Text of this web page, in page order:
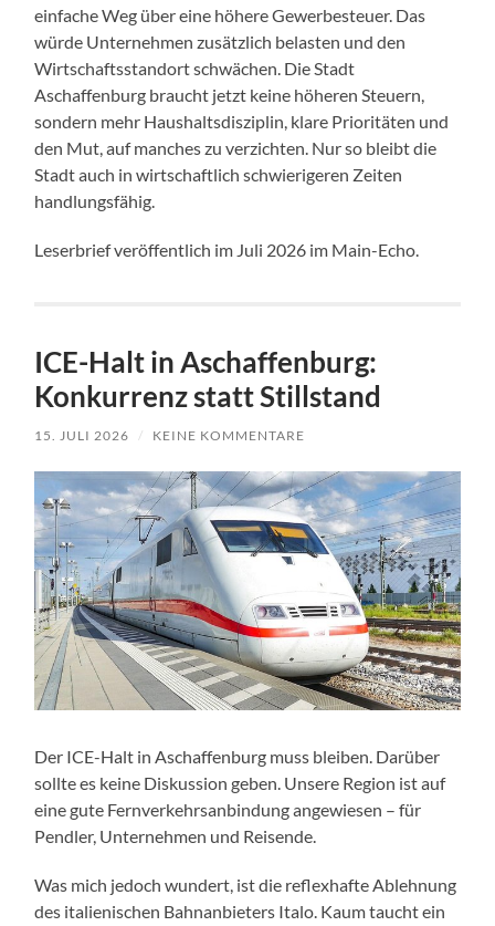
einfache Weg über eine höhere Gewerbesteuer. Das
würde Unternehmen zusätzlich belasten und den
Wirtschaftsstandort schwächen. Die Stadt
Aschaffenburg braucht jetzt keine höheren Steuern,
sondern mehr Haushaltsdisziplin, klare Prioritäten und
den Mut, auf manches zu verzichten. Nur so bleibt die
Stadt auch in wirtschaftlich schwierigeren Zeiten
handlungsfähig.
Leserbrief veröffentlich im Juli 2026 im Main-Echo.
ICE-Halt in Aschaffenburg:
Konkurrenz statt Stillstand
15. JULI 2026 / KEINE KOMMENTARE
Der ICE-Halt in Aschaffenburg muss bleiben. Darüber
sollte es keine Diskussion geben. Unsere Region ist auf
eine gute Fernverkehrsanbindung angewiesen – für
Pendler, Unternehmen und Reisende.
Was mich jedoch wundert, ist die reflexhafte Ablehnung
des italienischen Bahnanbieters Italo. Kaum taucht ein